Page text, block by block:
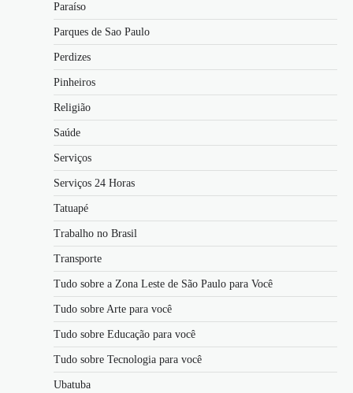
Paraíso
Parques de Sao Paulo
Perdizes
Pinheiros
Religião
Saúde
Serviços
Serviços 24 Horas
Tatuapé
Trabalho no Brasil
Transporte
Tudo sobre a Zona Leste de São Paulo para Você
Tudo sobre Arte para você
Tudo sobre Educação para você
Tudo sobre Tecnologia para você
Ubatuba